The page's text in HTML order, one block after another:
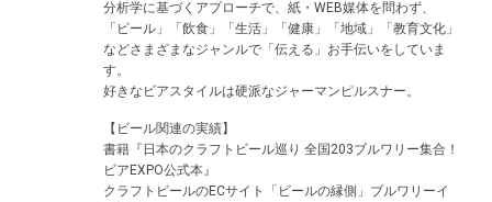
分析学に基づくアプローチで、紙・WEB媒体を問わず、
「ビール」「飲食」「生活」「健康」「地域」「教育文化」
などさまざまなジャンルで「伝える」お手伝いをしていま
す。
好きなビアスタイルは硬派なジャーマンピルスナー。
【ビール関連の実績】
書籍『日本のクラフトビール巡り 全国203ブルワリー集合！
ビアEXPO公式本』
クラフトビールのECサイト「ビールの縁側」ブルワリーイ